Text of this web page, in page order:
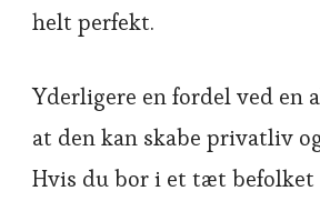
helt perfekt.
Yderligere en fordel ved en
at den kan skabe privatliv
Hvis du bor i et tæt befolket